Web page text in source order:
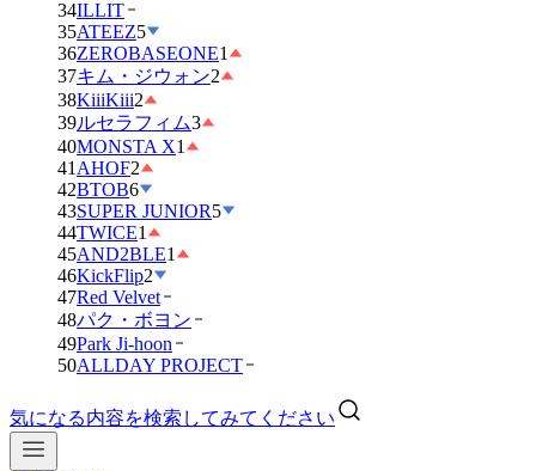
34ILLIT
35ATEEZ5
36ZEROBASEONE1
37キム・ジウォン2
38KiiiKiii2
39ルセラフィム3
40MONSTA X1
41 AHOF2
42BTOB6
43SUPER JUNIOR5
44TWICE1
45AND2BLE1
46KickFlip2
47Red Velvet
48パク・ボヨン
49Park Ji-hoon
50ALLDAY PROJECT
気になる内容を検索してみてください